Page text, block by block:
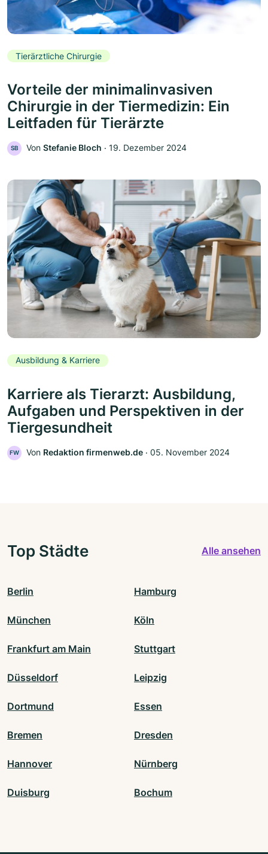
Tierärztliche Chirurgie
Vorteile der minimalinvasiven
Chirurgie in der Tiermedizin: Ein
Leitfaden für Tierärzte
SB Von Stefanie Bloch ‧ 19. Dezember 2024
Ausbildung & Karriere
Karriere als Tierarzt: Ausbildung,
Aufgaben und Perspektiven in der
Tiergesundheit
FW Von Redaktion firmenweb.de ‧ 05. November 2024
Top Städte Alle ansehen
Berlin Hamburg
München Köln
Frankfurt am Main Stuttgart
Düsseldorf Leipzig
Dortmund Essen
Bremen Dresden
Hannover Nürnberg
Duisburg Bochum